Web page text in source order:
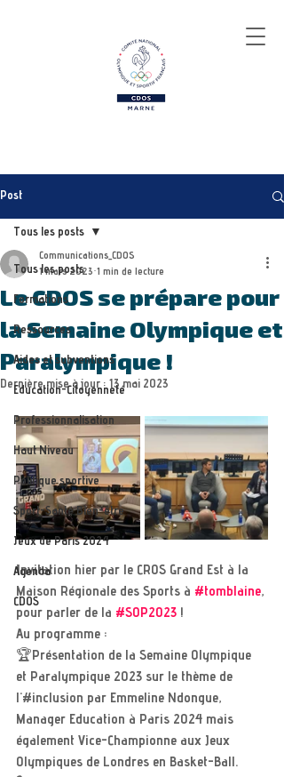
Post
Tous les posts
Formations
Ressources
Aides et subventions
Education-Citoyenneté
Professionnalisation
Haut Niveau
Politique sportive
Sport-Santé Bien-être
Jeux de Paris 2024
Agenda
CDOS
Tous les posts
Le CDOS se prépare pour
la Semaine Olympique et
Paralympique !
Communications_CDOS
1 mars 2023 1 min de lecture
Dernière mise à jour :13 mai 2023
Invitation hier par le CROS Grand Est à la
Maison Régionale des Sports à #tomblaine,
pour parler de la #SOP2023 !
Au programme :
🏆Présentation de la Semaine Olympique
et Paralympique 2023 sur le thème de
l'#inclusion par Emmeline Ndongue,
Manager Education à Paris 2024 mais
également Vice-Championne aux Jeux
Olympiques de Londres en Basket-Ball.